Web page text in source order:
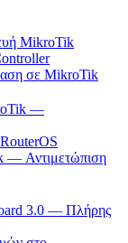
MikroTik
σε MikroTik
—
— Αντιμετώπιση
3.0 — Πλήρης